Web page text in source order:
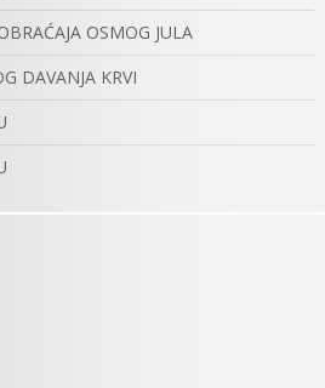
OSMOG JULA
DAVANJA KRVI